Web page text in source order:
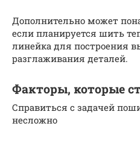
Дополнительно может
если планируется шить
линейка для построения
разглаживания деталей.
Факторы, которые
Справиться с задачей
несложно